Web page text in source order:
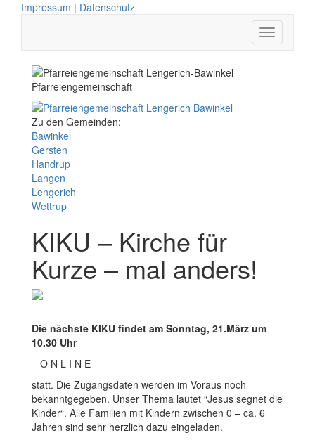
Impressum | Datenschutz
Pfarreiengemeinschaft
Zu den Gemeinden:
Bawinkel
Gersten
Handrup
Langen
Lengerich
Wettrup
KIKU – Kirche für
Kurze – mal anders!
Die nächste KIKU findet am Sonntag, 21.März um
10.30 Uhr
– O N L I N E –
statt. Die Zugangsdaten werden im Voraus noch
bekanntgegeben. Unser Thema lautet “Jesus segnet die
Kinder“. Alle Familien mit Kindern zwischen 0 – ca. 6
Jahren sind sehr herzlich dazu eingeladen.